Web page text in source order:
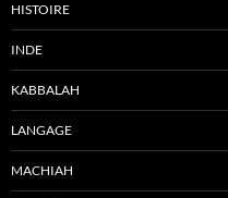
HISTOIRE
INDE
KABBALAH
LANGAGE
MACHIAH